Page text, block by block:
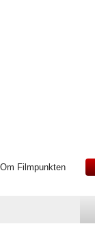
Om Filmpunkten